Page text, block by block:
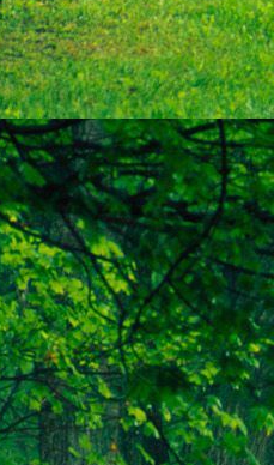
személyesen a
címen tudjátok
Kérelmeteket
amennyiben
ovi bejárata a
nyíló
Szeretettel
Elérhetőségek